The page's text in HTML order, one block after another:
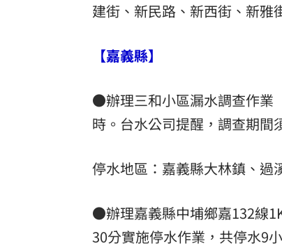
建街、新民路、新西街、新雅
【嘉義縣】
●辦理三和小區漏水調查作業
時。台水公司提醒，調查期間
停水地區：嘉義縣大林鎮、過
●辦理嘉義縣中埔鄉嘉132線
30分實施停水作業，共停水9